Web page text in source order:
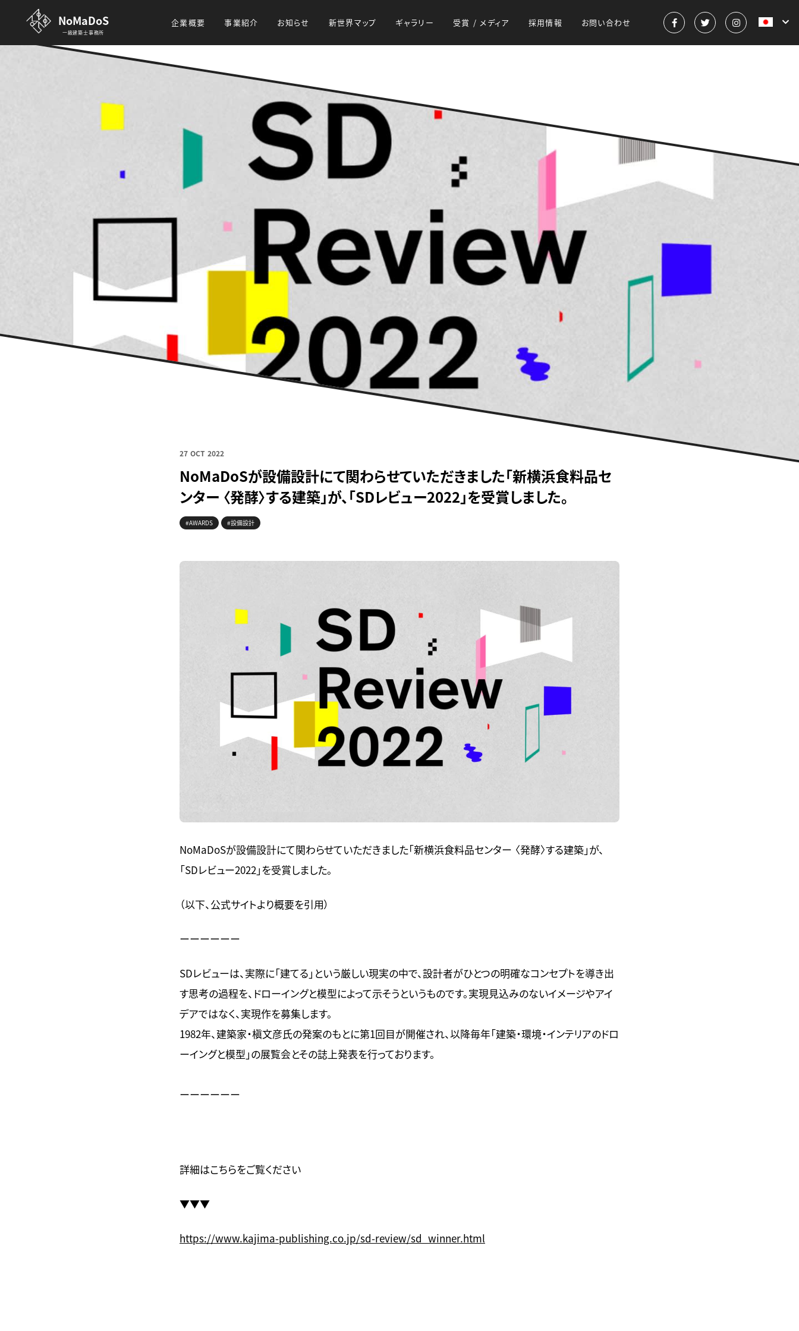
NoMaDoS
一級建築士事務所
企業概要 事業紹介 お知らせ 新世界マップ ギャラリー 受賞 / メディア 採用情報 お問い合わせ
27 OCT 2022
NoMaDoSが設備設計にて関わらせていただきました「新横浜食料品セ
ンター 〈発酵〉する建築」が、「SDレビュー2022」を受賞しました。
#AWARDS #設備設計
NoMaDoSが設備設計にて関わらせていただきました「新横浜食料品センター 〈発酵〉する建築」が、
「SDレビュー2022」を受賞しました。
（以下、公式サイトより概要を引用）
ーーーーーー
SDレビューは、実際に「建てる」という厳しい現実の中で、設計者がひとつの明確なコンセプトを導き出
す思考の過程を、ドローイングと模型によって示そうというものです。実現見込みのないイメージやアイ
デアではなく、実現作を募集します。
1982年、建築家・槇文彦氏の発案のもとに第1回目が開催され、以降毎年「建築・環境・インテリアのドロ
ーイングと模型」の展覧会とその誌上発表を行っております。
ーーーーーー
詳細はこちらをご覧ください
▼▼▼
https://www.kajima-publishing.co.jp/sd-review/sd_winner.html